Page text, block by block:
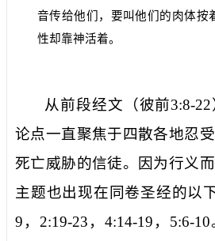
音传给他们，要叫他们的肉体按
性却靠神活着。
从前段经文（彼前3:8-22
论点一直聚焦于四散各地忍
死亡威胁的信徒。因为行义
主题也出现在同卷圣经的以
9 ， 2:19-23 ， 4:14-19 ， 5:6-10